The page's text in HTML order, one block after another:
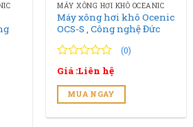
MÁY XÔNG HƠI KHÔ OCEANIC
Máy xông hơi khô Ocenic
OCS-S , Công nghệ Đức
0
trên
5
0
đánh
(0)
Giá :Liên hệ
MUA NGAY